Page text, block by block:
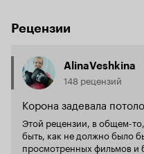
Рецензии
AlinaVeshkina
148 рецензий
Корона задевала
Этой рецензии, в общем-
быть, как не должно было
просмотренных фильмов и